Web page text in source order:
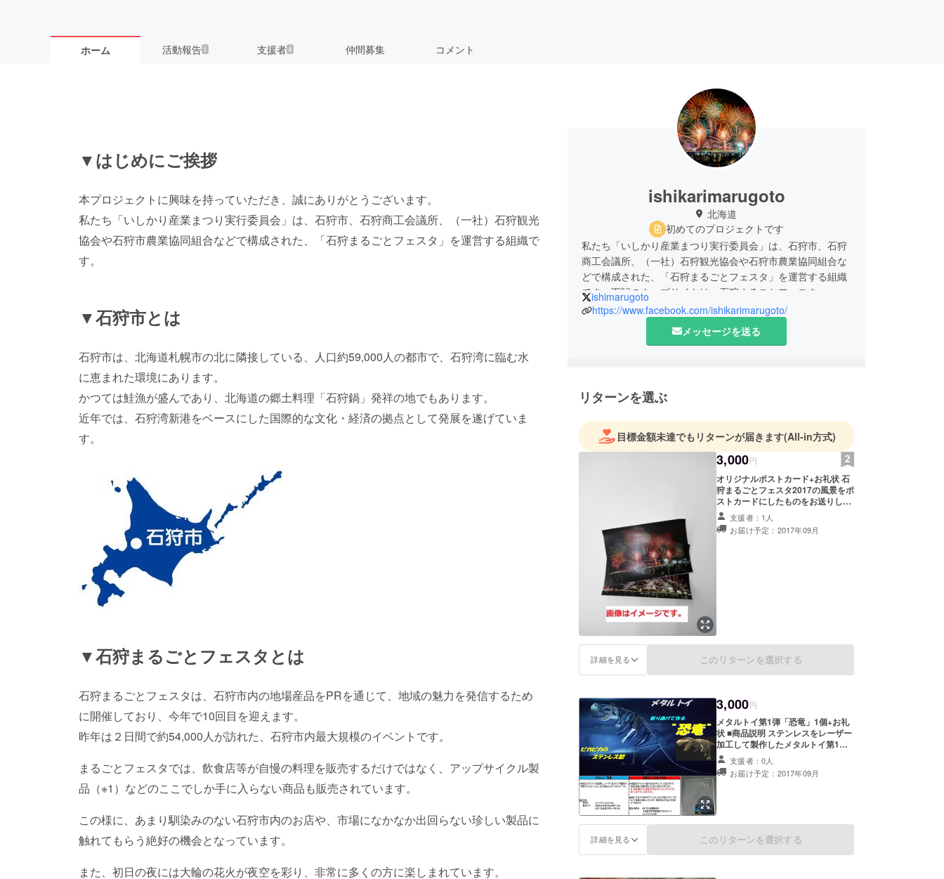
ホーム 活動報告 1 支援者4 仲間募集 コメント
▼はじめにご挨拶
本プロジェクトに興味を持っていただき、誠にありがとうございます。
私たち「いしかり産業まつり実行委員会」は、石狩市、石狩商工会議所、（一社）石狩観光
協会や石狩市農業協同組合などで構成された、「石狩まるごとフェスタ」を運営する組織で
す。
▼石狩市とは
石狩市は、北海道札幌市の北に隣接している、人口約59,000人の都市で、石狩湾に臨む水
に恵まれた環境にあります。
かつては鮭漁が盛んであり、北海道の郷土料理「石狩鍋」発祥の地でもあります。
近年では、石狩湾新港をベースにした国際的な文化・経済の拠点として発展を遂げていま
す。
▼石狩まるごとフェスタとは
石狩まるごとフェスタは、石狩市内の地場産品をPRを通じて、地域の魅力を発信するため
に開催しており、今年で10回目を迎えます。
昨年は２日間で約54,000人が訪れた、石狩市内最大規模のイベントです。
まるごとフェスタでは、飲食店等が自慢の料理を販売するだけではなく、アップサイクル製
品（※1）などのここでしか手に入らない商品も販売されています。
この様に、あまり馴染みのない石狩市内のお店や、市場になかなか出回らない珍しい製品に
触れてもらう絶好の機会となっています。
また、初日の夜には大輪の花火が夜空を彩り、非常に多くの方に楽しまれています。
ishikarimarugoto
北海道
初めてのプロジェクトです
私たち「いしかり産業まつり実行委員会」は、石狩市、石狩
商工会議所、（一社）石狩観光協会や石狩市農業協同組合な
どで構成された、「石狩まるごとフェスタ」を運営する組織
です。下記のウェブサイトは、石狩まるごとフェスタ
Facebookページになります。随時情報発信をしているの
で、ぜひ見てみてください。
ishimarugoto
https://www.facebook.com/ishikarimarugoto/
メッセージを送る
リターンを選ぶ
目標金額未達でもリターンが届きます(All-in方式)
3,000円
オリジナルポストカード+お礼状 石
狩まるごとフェスタ2017の風景をポ
ストカードにしたものをお送りしま
す。支援者：1人
お届け予定：2017年09月
詳細を見る このリターンを選択する
3,000円
メタルトイ第1弾「恐竜」1個+お礼
状 ■商品説明 ステンレスをレーザー
加工して製作したメタルトイ第1弾
「恐竜」です。 ステンレスなので折
り曲げて色々なポーズにすることも
でき、高級感もあるのでお部屋の
※本来廃材となるものに付加価値
を加えたアップサイクル製品になり
ます。 ※大きさ：幅50ｍｍ×全長
230ｍｍ×高さ120ｍｍ（組立時の一
支援者：0人
お届け予定：2017年09月
詳細を見る このリターンを選択する